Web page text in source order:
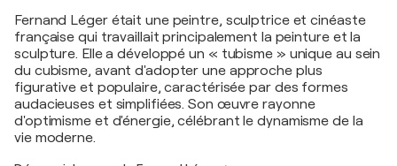
Fernand Léger était une peintre, sculptrice et cinéaste
française qui travaillait principalement la peinture et la
sculpture. Elle a développé un « tubisme » unique au sein
du cubisme, avant d'adopter une approche plus
figurative et populaire, caractérisée par des formes
audacieuses et simplifiées. Son œuvre rayonne
d'optimisme et d'énergie, célébrant le dynamisme de la
vie moderne.